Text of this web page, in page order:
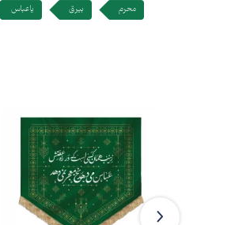
محرم بیرق یا عباس